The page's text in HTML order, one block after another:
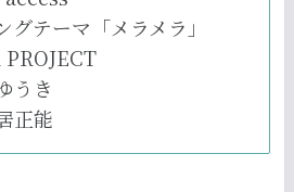
グテーマ「メラメラ」
うき
正能